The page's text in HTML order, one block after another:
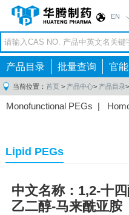
EN
产品目录 批量查询 官
当前位置： 首页 > 产品中心> 产品目录>
Monofunctional PEGs |
Lipid PEGs
中文名称：1,2-十
乙二醇-马来酰亚胺